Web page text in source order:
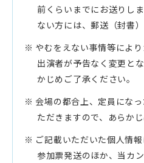
前くらいまでにお送りし
ない方には、郵送（封書）
※ やむをえない事情等により
出演者が予告なく変更と
かじめご了承ください。
※ 会場の都合上、定員にな
ただきますので、あらか
※ ご記載いただいた個人情
参加票発送のほか、当カ